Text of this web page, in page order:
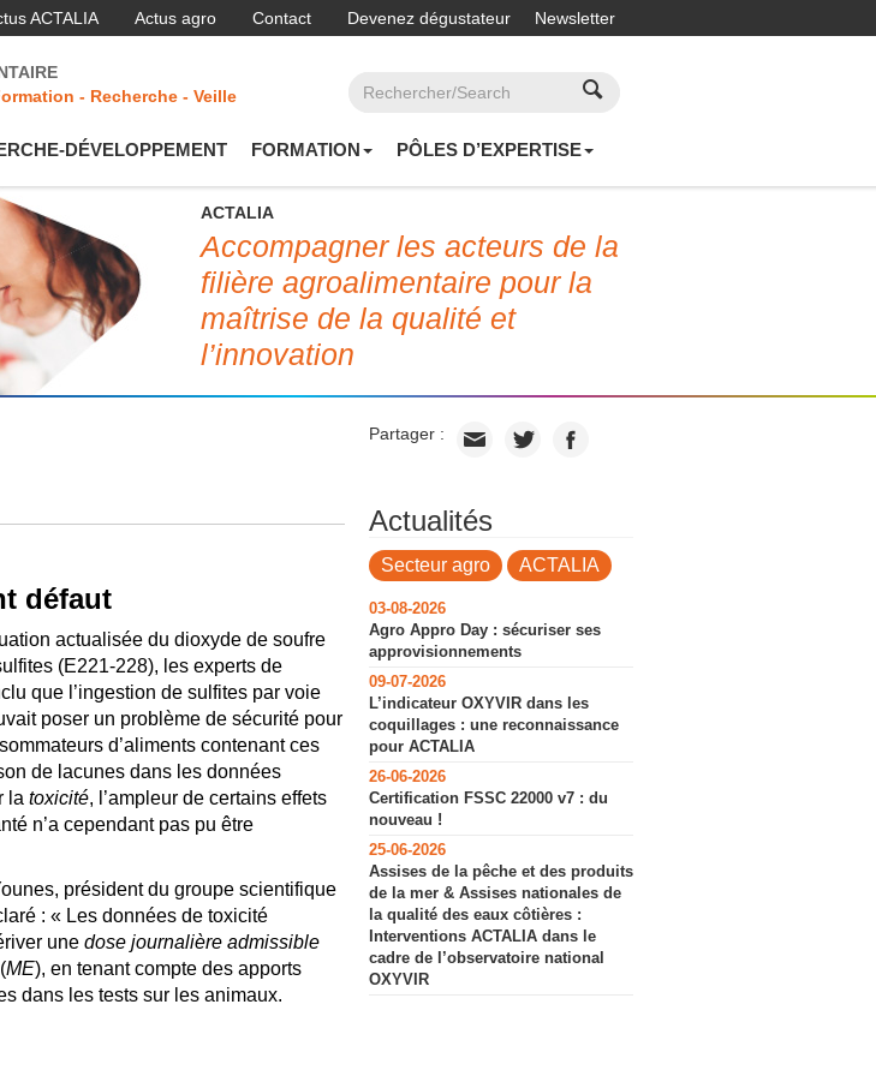
Newsletter
ACTALIA Actus agro Contact Devenez dégustateur
- Recherche - Veille
DÉVELOPPEMENT FORMATION PÔLES D’EXPERTISE
ACTALIA
Accompagner les acteurs de la
filière agroalimentaire pour la
maîtrise de la qualité et
l’innovation
Partager :
défaut
actualisée du dioxyde de soufre
(E221-228), les experts de
que l’ingestion de sulfites par voie
poser un problème de sécurité pour
d’aliments contenant ces
de lacunes dans les données
la toxicité, l’ampleur de certains effets
n’a cependant pas pu être
président du groupe scientifique
: « Les données de toxicité
une dose journalière admissible
(ME), en tenant compte des apports
dans les tests sur les animaux.
Actualités
Secteur agro ACTALIA
03-08-2026
Agro Appro Day : sécuriser ses
approvisionnements
09-07-2026
L’indicateur OXYVIR dans les
coquillages : une reconnaissance
pour ACTALIA
26-06-2026
Certification FSSC 22000 v7 : du
nouveau !
25-06-2026
Assises de la pêche et des produits
de la mer & Assises nationales de
la qualité des eaux côtières :
Interventions ACTALIA dans le
cadre de l’observatoire national
OXYVIR